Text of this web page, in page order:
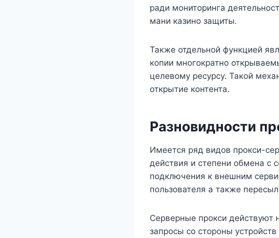
ради мониторинга
мани казино защиты.
Также отдельной функцией
копии многократно
целевому ресурсу. Такой
открытие контента.
Разновидности
Имеется ряд видов прокси-
действия и степени обмена с
подключения к внешним
пользователя а также
Серверные прокси действуют
запросы со стороны